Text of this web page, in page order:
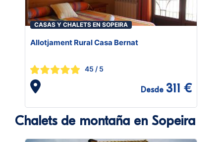
CASAS Y CHALETS EN SOPEIRA
Allotjament Rural Casa Bernat
45 / 5
Desde 311 €
Chalets de montaña en Sopeira